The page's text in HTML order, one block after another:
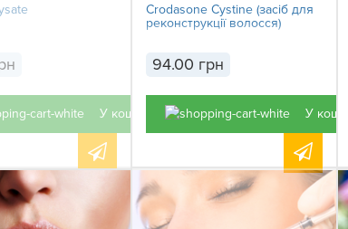
У кошик
Crodasone Cystine (засіб для
реконструкції волосся)
94.00 грн
У кошик